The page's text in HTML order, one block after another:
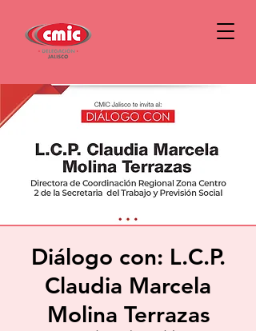
Diálogo con: L.C.P.
Claudia Marcela
Molina Terrazas